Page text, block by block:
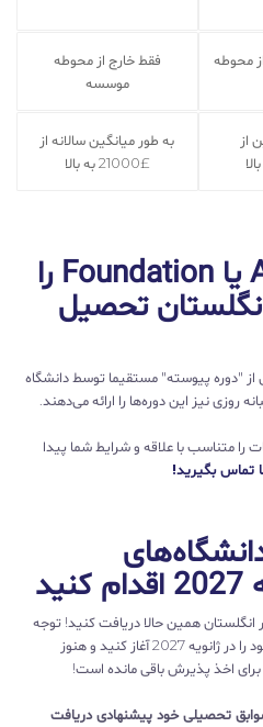
محوطه
فقط خارج از محوطه
موسسه
از
به طور میانگین سالانه از
£21000 به بالا
دوره‌های A-Levels یا Foundation را
تحصیل
"دوره پیوسته" مستقیما توسط دانشگاه
روزی نیز این دوره‌ها را ارائه می‌دهند.
متناسب با علاقه و شرایط شما پیدا
تماس بگیرید!
همین حالا دریافت کنید! توجه
کنید که اگر قصد دارید دوره آموزشی خود را در ژانویه 2027 آغاز کنید و هنوز
برای اخذ پذیرش باقی مانده است!
تحصیلی خود پیشنهادی دریافت